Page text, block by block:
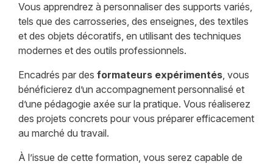
Vous apprendrez à personnaliser des supports variés,
tels que des carrosseries, des enseignes, des textiles
et des objets décoratifs, en utilisant des techniques
modernes et des outils professionnels.
Encadrés par des formateurs expérimentés, vous
bénéficierez d’un accompagnement personnalisé et
d’une pédagogie axée sur la pratique. Vous réaliserez
des projets concrets pour vous préparer efficacement
au marché du travail.
À l’issue de cette formation, vous serez capable de